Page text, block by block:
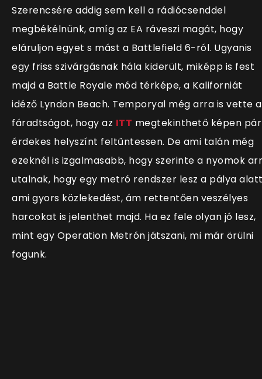
Szerencsére addig sem kell a rádiócsenddel
megbékélnünk, amíg az EA ráveszi magát, hogy
eláruljon egyet s mást a Battlefield 6-ról. Ugyanis
egy friss szivárgásnak hála kiderült, miképp is fest
majd a Battle Royale mód térképe, a Kaliforniát
idéző Lyndon Beach. Temporyal még arra is vette a
fáradtságot, hogy az ITT megtekinthető képen pár
érdekes helyszínt feltűntessen. De ami talán még
ezeknél is izgalmasabb, hogy szerinte a nyomok
utalnak, hogy egy metró rendszer lesz a pálya
ami gyors közlekedést, ám rettentően veszélyes
harcokat is jelenthet majd. Ha ez fele olyan jó lesz,
mint egy Operation Metrón játszani, mi már örülni
fogunk.